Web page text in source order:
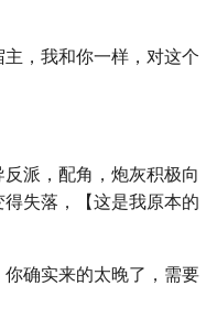
，我和你一样，对这个
派，配角，炮灰积极向
失落，【这是我原本的
确实来的太晚了，需要